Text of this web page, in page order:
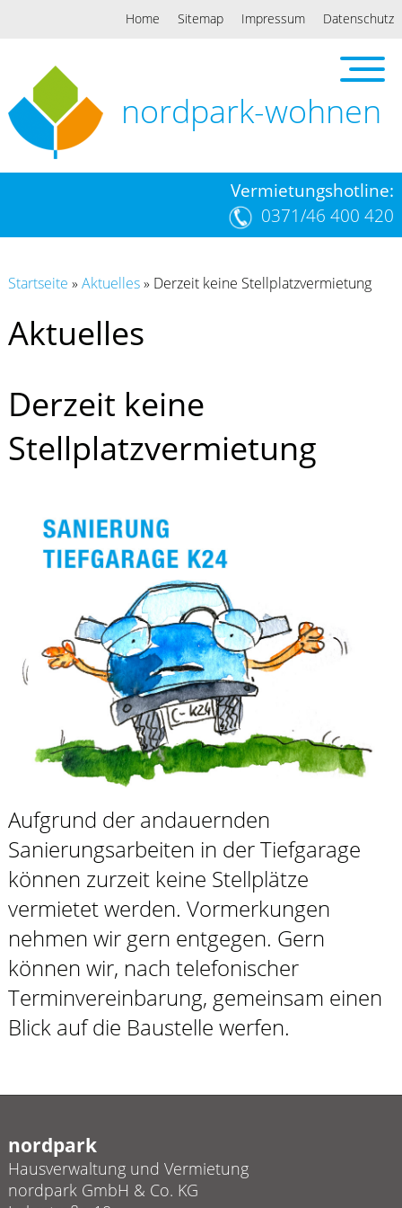
Home Sitemap Impressum Datenschutz
nordpark-wohnen
Vermietungshotline:
0371/46 400 420
Startseite » Aktuelles» Derzeit keine Stellplatzvermietung
Aktuelles
Derzeit keine
Stellplatzvermietung
Aufgrund der andauernden
Sanierungsarbeiten in der Tiefgarage
können zurzeit keine Stellplätze
vermietet werden. Vormerkungen
nehmen wir gern entgegen. Gern
können wir, nach telefonischer
Terminvereinbarung, gemeinsam einen
Blick auf die Baustelle werfen.
nordpark
Hausverwaltung und Vermietung
nordpark GmbH & Co. KG